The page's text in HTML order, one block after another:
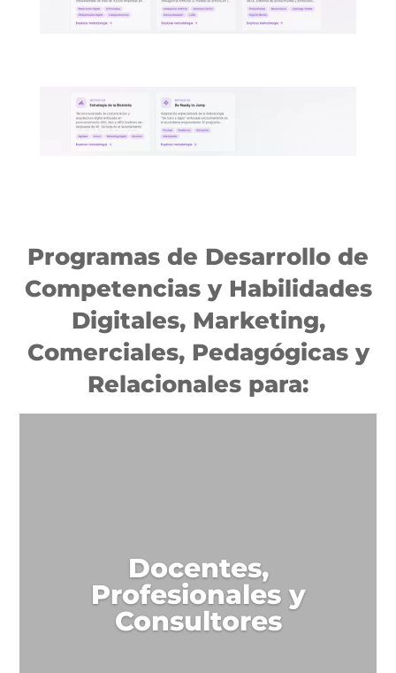
Programas de Desarrollo de
Competencias y Habilidades
Digitales, Marketing,
Comerciales, Pedagógicas y
Relacionales para:
Docentes,
Profesionales y
Consultores